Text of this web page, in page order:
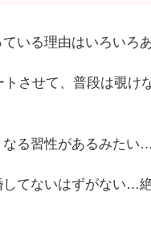
いる理由はいろいろあ
させて、普段は覗け
る習性があるみたい
てないはずがない…